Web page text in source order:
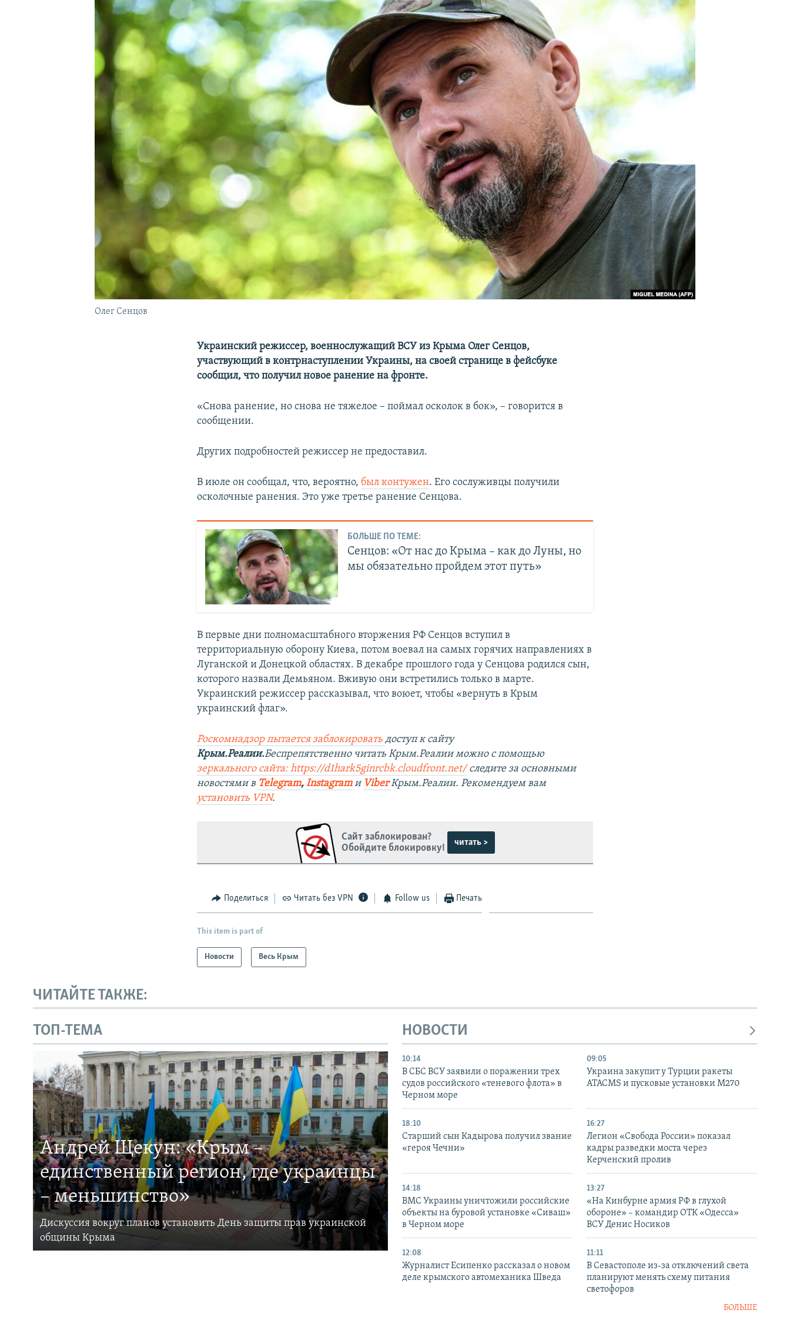
КРЫМ.НЕПОКОРЕННЫЙ
УКРАИНСКАЯ ПРОБЛЕМА КРЫМА
Олег Сенцов
Украинский режиссер, военнослужащий ВСУ из Крыма Олег Сенцов,
участвующий в контрнаступлении Украины, на своей странице в фейсбуке
сообщил, что получил новое ранение на фронте.
«Снова ранение, но снова не тяжелое – поймал осколок в бок», – говорится в
сообщении.
Других подробностей режиссер не предоставил.
В июле он сообщал, что, вероятно, был контужен. Его сослуживцы получили
осколочные ранения. Это уже третье ранение Сенцова.
БОЛЬШЕ ПО ТЕМЕ:
Сенцов: «От нас до Крыма – как до Луны, но
мы обязательно пройдем этот путь»
В первые дни полномасштабного вторжения РФ Сенцов вступил в
территориальную оборону Киева, потом воевал на самых горячих направлениях в
Луганской и Донецкой областях. В декабре прошлого года у Сенцова родился сын,
которого назвали Демьяном. Вживую они встретились только в марте.
Украинский режиссер рассказывал, что воюет, чтобы «вернуть в Крым
украинский флаг».
Роскомнадзор пытается заблокироватьдоступ к сайту
Крым.Реалии.Беспрепятственно читать Крым.Реалии можно с помощью
зеркального сайта: https://d1hark5ginrcbk.cloudfront.net/следите за основными
новостями в Telegram,Instagramи Viber Крым.Реалии. Рекомендуем вам
установить VPN.
Сайт заблокирован?
Обойдите блокировку!
читать >
Поделиться Читать без VPN Follow us Печать
This item is part of
Новости Весь Крым
ЧИТАЙТЕ ТАКЖЕ:
ТОП-ТЕМА
Андрей Щекун: «Крым –
единственный регион, где украинцы
– меньшинство»
Дискуссия вокруг планов установить День защиты прав украинской
общины Крыма
НОВОСТИ
10:14
В СБС ВСУ заявили о поражении трех
судов российского «теневого флота» в
Черном море
09:05
Украина закупит у Турции ракеты
ATACMS и пусковые установки M270
18:10
Старший сын Кадырова получил звание
«героя Чечни»
16:27
Легион «Свобода России» показал
кадры разведки моста через
Керченский пролив
14:18
ВМС Украины уничтожили российские
объекты на буровой установке «Сиваш»
в Черном море
13:27
«На Кинбурне армия РФ в глухой
обороне» – командир ОТК «Одесса»
ВСУ Денис Носиков
12:08
Журналист Есипенко рассказал о новом
деле крымского автомеханика Шведа
11:11
В Севастополе из-за отключений света
планируют менять схему питания
светофоров
БОЛЬШЕ